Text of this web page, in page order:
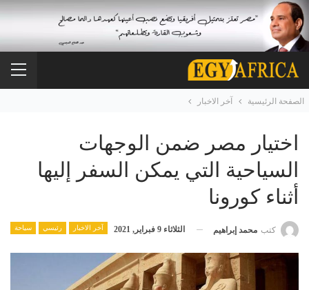
الصفحة الرئيسية آخر الاخبار
اختيار مصر ضمن الوجهات
السياحية التي يمكن السفر إليها
أثناء كورونا
آخر الاخبار رئيسي سياحة كتب محمد إبراهيم الثلاثاء 9 فبراير, 2021